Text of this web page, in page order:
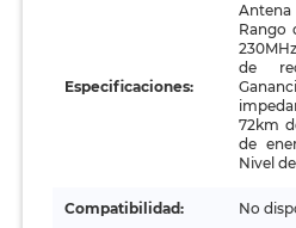
Especificaciones:
Rango
de
72km
de
Nivel
Compatibilidad: No